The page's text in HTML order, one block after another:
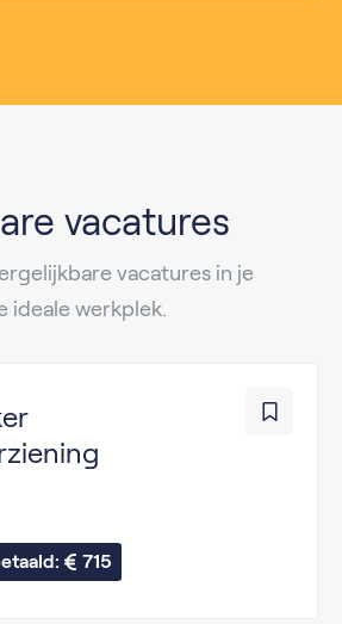
vacatures
vacatures in je
ideale werkplek.
715